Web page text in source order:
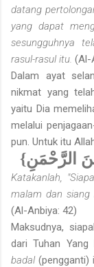
datang
yang dapat
sesungguhnya
rasul-rasul itu. (Al-
Dalam ayat
nikmat yang
yaitu Dia
melalui
pun. Untuk itu
الرَّحْمَنِ}
Katakanlah,
malam dan
(Al-Anbiya: 42)
Maksudnya,
dari Tuhan Yang
badal(pengganti)